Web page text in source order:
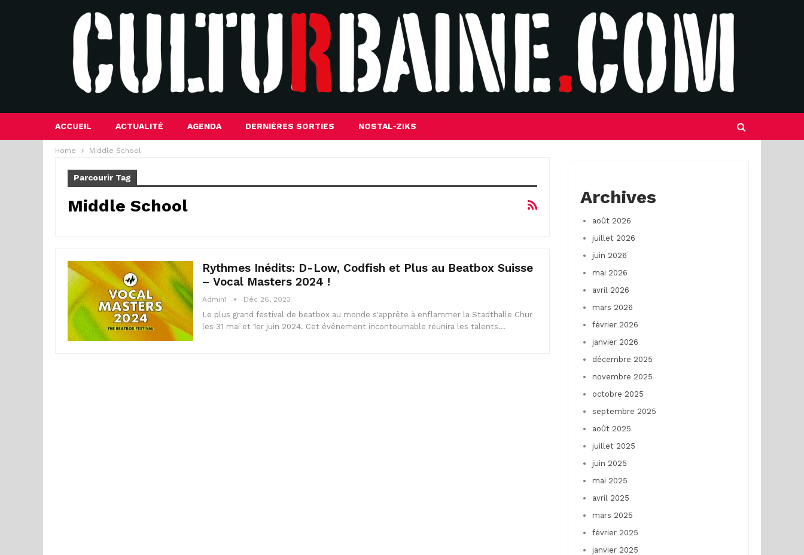
ACCUEIL ACTUALITÉ AGENDA DERNIÈRES SORTIES NOSTAL-ZIKS
Home Middle School
Parcourir Tag
Middle School
Rythmes Inédits: D-Low, Codfish et Plus au Beatbox Suisse
– Vocal Masters 2024 !
Admin1 Déc 26, 2023
Le plus grand festival de beatbox au monde s'apprête à enflammer la Stadthalle Chur
les 31 mai et 1er juin 2024. Cet événement incontournable réunira les talents…
Archives
août 2026
juillet 2026
juin 2026
mai 2026
avril 2026
mars 2026
février 2026
janvier 2026
décembre 2025
novembre 2025
octobre 2025
septembre 2025
août 2025
juillet 2025
juin 2025
mai 2025
avril 2025
mars 2025
février 2025
janvier 2025